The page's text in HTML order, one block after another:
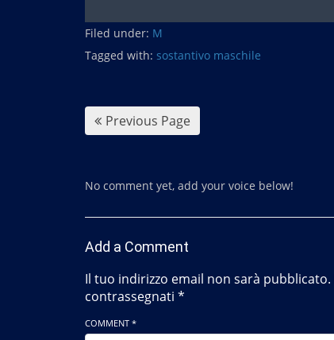
c
e
b
Filed under: M
Tagged with: sostantivo maschile
Previous Page
No comment yet, add your voice below!
Add a Comment
Il tuo indirizzo email non sarà pubblicato.
contrassegnati *
COMMENT *